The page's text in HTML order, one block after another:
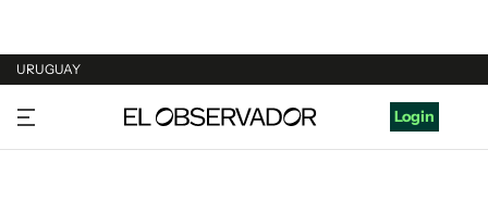
URUGUAY
URUGUAY
ARGENTINA
Login